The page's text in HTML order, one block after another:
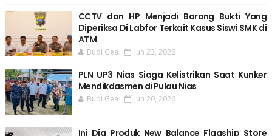
CCTV dan HP Menjadi Barang Bukti Yang
Diperiksa Di Labfor Terkait Kasus Siswi SMK di
ATM
Budi Gea Jun 23, 2026
PLN UP3 Nias Siaga Kelistrikan Saat Kunker
Mendikdasmen di Pulau Nias
Budi Gea Jun 20, 2026
Ini Dia Produk New Balance Flagship Store